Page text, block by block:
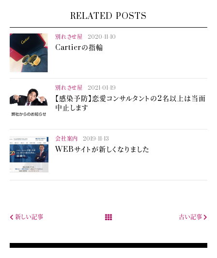
RELATED POSTS
別れさせ屋 2020-11-10
Cartierの指輪
別れさせ屋 2021-01-19
【感染予防】恋愛コンサルタントの2名以上は当面
中止します
会社案内 2019-11-13
WEBサイトが新しくなりました
新しい記事 古い記事